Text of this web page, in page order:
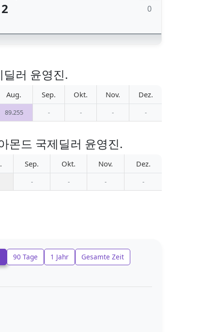
2 0
러 윤영진.
Aug. Sep. Okt. Nov. Dez.
89.255 - - - -
드 국제딜러 윤영진.
Sep. Okt. Nov. Dez.
- - - -
90 Tage 1 Jahr Gesamte Zeit